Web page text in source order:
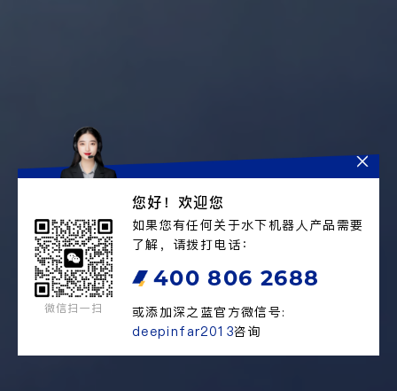
水下机器人产品及服务专家
以技术创新驱动发展的高科技水下空间探索公司
微信扫一扫
您好！欢迎您
如果您有任何关于水下机器人产品需要
了解，请拨打电话：
400 806 2688
或添加深之蓝官方微信号:
deepinfar2013咨询